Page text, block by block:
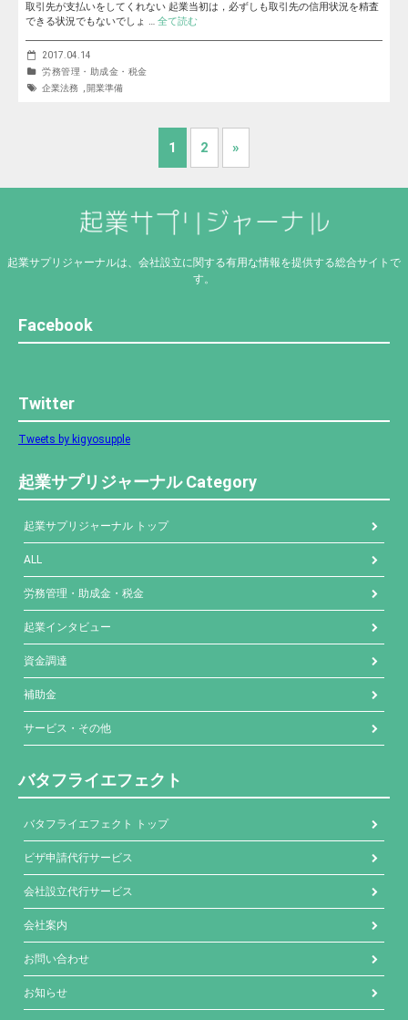
取引先が支払いをしてくれない 起業当初は，必ずしも取引先の信用状況を精査
できる状況でもないでしょ … 全て読む
2017.04.14
労務管理・助成金・税金
企業法務
開業準備
1 2 »
起業サプリジャーナルは、会社設立に関する有用な情報を提供する総合サイトで
す。
Facebook
Twitter
Tweets by kigyosupple
起業サプリジャーナル Category
起業サプリジャーナル トップ
ALL
労務管理・助成金・税金
起業インタビュー
資金調達
補助金
サービス・その他
バタフライエフェクト
バタフライエフェクト トップ
ビザ申請代行サービス
会社設立代行サービス
会社案内
お問い合わせ
お知らせ